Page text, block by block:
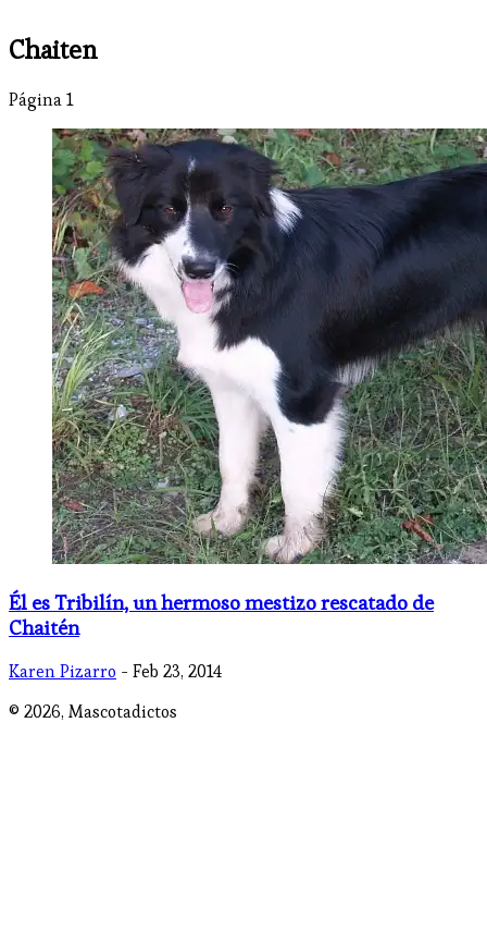
Chaiten
Página 1
Él es Tribilín, un hermoso mestizo rescatado de
Chaitén
Karen Pizarro - Feb 23, 2014
© 2026, Mascotadictos